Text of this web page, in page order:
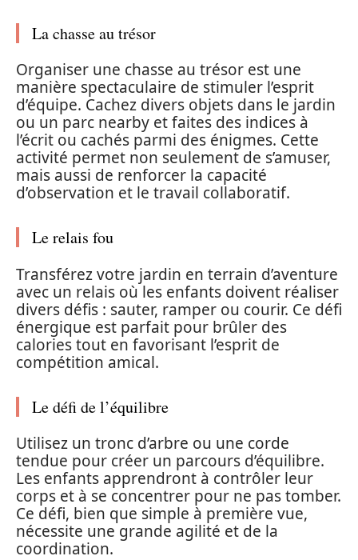
La chasse au trésor
Organiser une chasse au trésor est une
manière spectaculaire de stimuler l’esprit
d’équipe. Cachez divers objets dans le jardin
ou un parc nearby et faites des indices à
l’écrit ou cachés parmi des énigmes. Cette
activité permet non seulement de s’amuser,
mais aussi de renforcer la capacité
d’observation et le travail collaboratif.
Le relais fou
Transférez votre jardin en terrain d’aventure
avec un relais où les enfants doivent réaliser
divers défis : sauter, ramper ou courir. Ce défi
énergique est parfait pour brûler des
calories tout en favorisant l’esprit de
compétition amical.
Le défi de l’équilibre
Utilisez un tronc d’arbre ou une corde
tendue pour créer un parcours d’équilibre.
Les enfants apprendront à contrôler leur
corps et à se concentrer pour ne pas tomber.
Ce défi, bien que simple à première vue,
nécessite une grande agilité et de la
coordination.